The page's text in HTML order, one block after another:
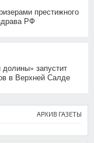
престижного
РФ
запустит
в Верхней Салде
АРХИВ ГАЗЕТЫ